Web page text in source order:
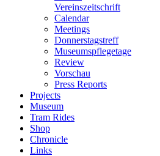
Vereinszeitschrift
Calendar
Meetings
Donnerstagstreff
Museumspflegetage
Review
Vorschau
Press Reports
Projects
Museum
Tram Rides
Shop
Chronicle
Links